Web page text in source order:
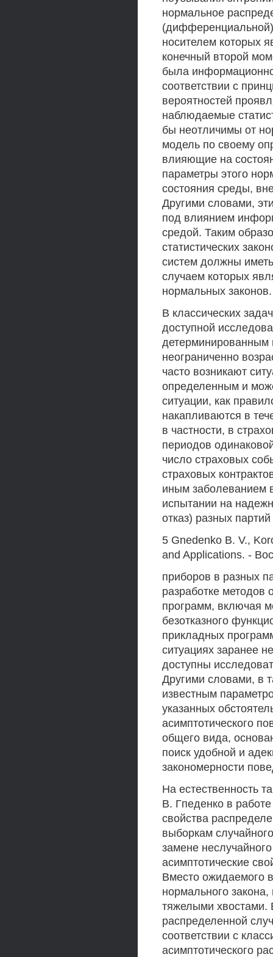
нормальное
носителем которых
конечный второй
была
соответствии с
вероятностей
наблюдаемые
бы неотличимы от
модель по своему
влияющие на
параметры этого
состояния среды,
Другими словами,
под влиянием
средой. Таким
статистических
систем должны
случаем которых
нормальных законов.
В классических
доступной
детерминированным
неограниченно
часто возникают
определенным и
ситуации, как
накапливаются в
в частности, в
периодов
число страховых
страховых
иным заболеванием
испытании на
отказ) разных
5 Gnedenko В. V.,
and Applications. -
приборов в разных
разработке методов
программ, включая
безотказного
прикладных
ситуациях заранее
доступны
Другими словами, в
известным
указанных
асимптотического
общего вида,
поиск удобной и
закономерности
На естественность
В. Гпеденко в
свойства
выборкам
замене
асимптотические
Вместо ожидаемого
нормального
тяжелыми хвостами.
распределенной
соответствии с
асимптотического